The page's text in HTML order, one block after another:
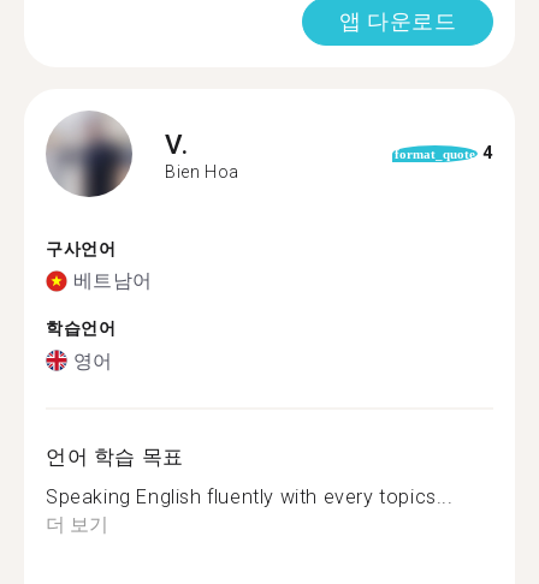
앱 다운로드
V.
Bien Hoa
format_quote 4
구사언어
베트남어
학습언어
영어
언어 학습 목표
Speaking English fluently with every topics...
더 보기